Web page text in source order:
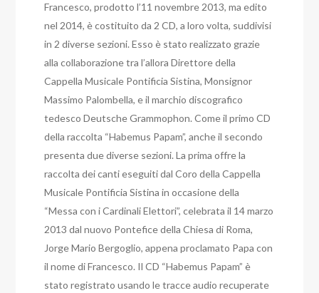
Francesco, prodotto l’11 novembre 2013, ma edito
nel 2014, è costituito da 2 CD, a loro volta, suddivisi
in 2 diverse sezioni. Esso è stato realizzato grazie
alla collaborazione tra l’allora Direttore della
Cappella Musicale Pontificia Sistina, Monsignor
Massimo Palombella, e il marchio discografico
tedesco Deutsche Grammophon. Come il primo CD
della raccolta “Habemus Papam”, anche il secondo
presenta due diverse sezioni. La prima offre la
raccolta dei canti eseguiti dal Coro della Cappella
Musicale Pontificia Sistina in occasione della
“Messa con i Cardinali Elettori”, celebrata il 14 marzo
2013 dal nuovo Pontefice della Chiesa di Roma,
Jorge Mario Bergoglio, appena proclamato Papa con
il nome di Francesco. Il CD “Habemus Papam” è
stato registrato usando le tracce audio recuperate